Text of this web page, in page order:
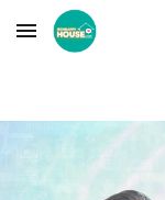
Skip to main content